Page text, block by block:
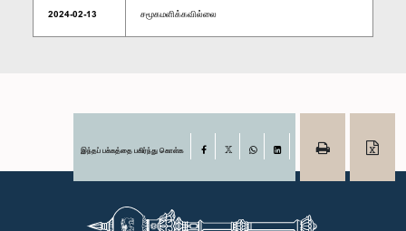
2024-02-13 சமூகமளிக்கவில்லை
இந்தப் பக்கத்தை பகிர்ந்து கொள்க Facebook